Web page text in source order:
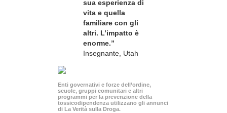
sua esperienza di
vita e quella
familiare con gli
altri. L’impatto è
enorme.”
Insegnante, Utah
Enti governativi e forze dell’ordine,
scuole, gruppi comunitari e altri
programmi per la prevenzione della
tossicodipendenza utilizzano gli annunci
di La Verità sulla Droga.